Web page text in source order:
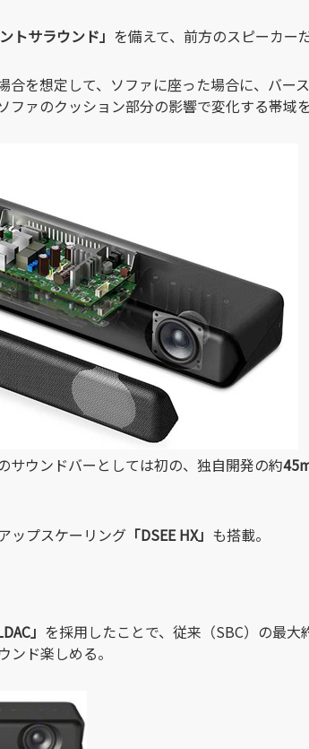
トサラウンド」 を備えて、前方のスピーカー
合を想定して、ソファに座った場合に、バー
ァのクッション部分の影響で変化する帯域
サウンドバーとしては初の、独自開発の約
ップスケーリング 「DSEE HX」 も搭載。
」 を採用したことで、従来（SBC）の最
ド楽しめる。